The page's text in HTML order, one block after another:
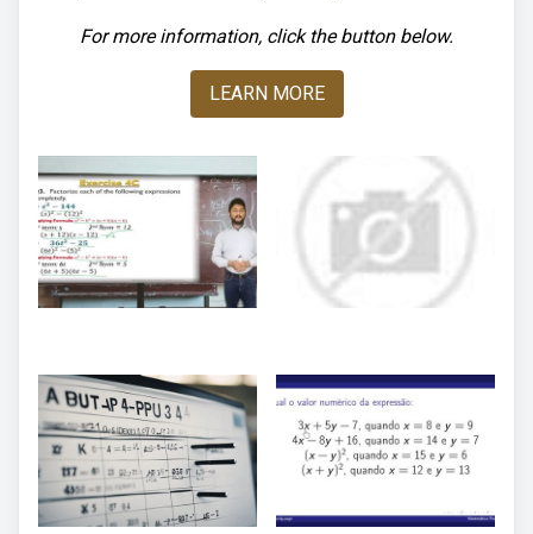
For more information, click the button below.
LEARN MORE